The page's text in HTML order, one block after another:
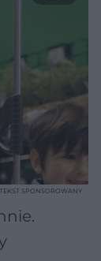
TEKST SPONSOROWANY